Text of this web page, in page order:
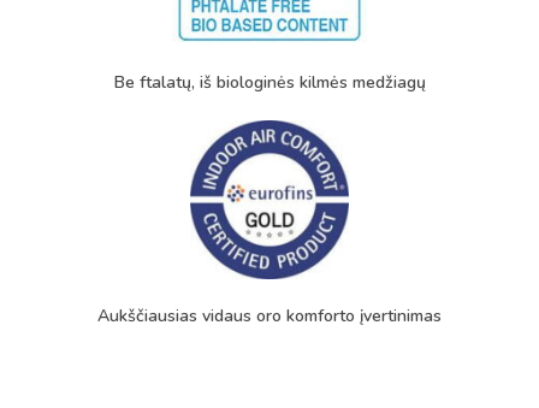
Be ftalatų, iš biologinės kilmės medžiagų
Aukščiausias vidaus oro komforto įvertinimas